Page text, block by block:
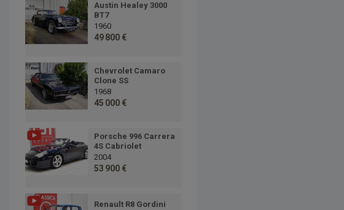
Austin Healey 3000
BT7
1960
49 800 €
Chevrolet Camaro
Clone SS
1968
45 000 €
Porsche 996 Carrera
4S Cabriolet
2004
53 900 €
Renault R8 Gordini